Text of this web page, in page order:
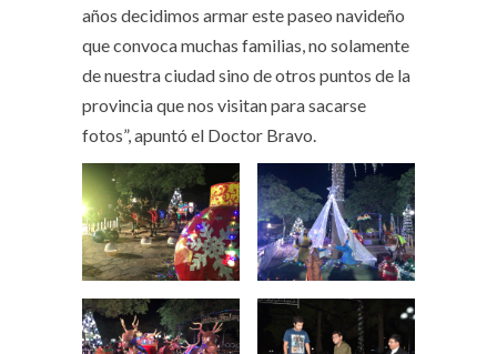
años decidimos armar este paseo navideño
que convoca muchas familias, no solamente
de nuestra ciudad sino de otros puntos de la
provincia que nos visitan para sacarse
fotos”, apuntó el Doctor Bravo.